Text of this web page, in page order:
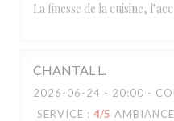
La finesse de la cuisine,
CHANTAL L
2026-06-24 - 20:00 -
SERVICE : 4/5 AMBIANCE